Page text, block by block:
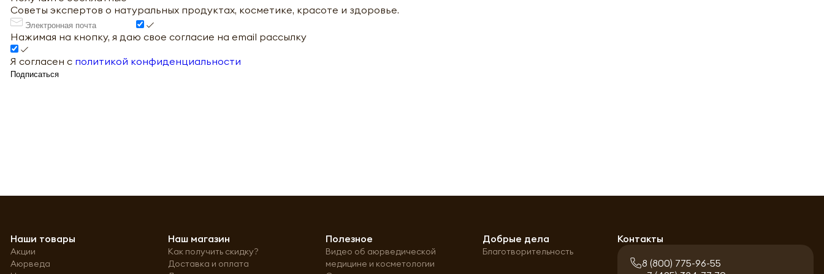
Советы экспертов о натуральных продуктах, косметике, красоте и здоровье.
Нажимая на кнопку, я даю свое согласие на email рассылку
Я согласен с политикой конфиденциальности
Подписаться
Наши товары
Акции
Аюрведа
Наш магазин
Как получить скидку?
Доставка и оплата
Полезное
Видео об аюрведической
медицине и косметологии
Добрые дела
Благотворительность
Контакты
8 (800) 775-96-55